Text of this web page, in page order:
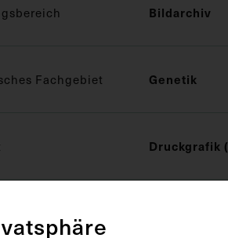
Bildarchiv
Fachgebiet Genetik
Druckgrafik